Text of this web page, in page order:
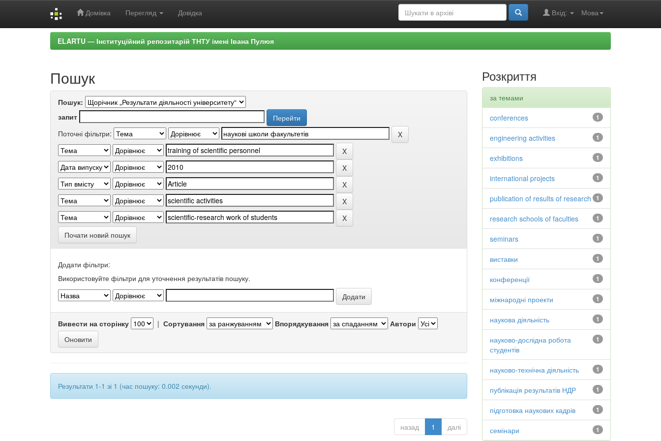
Домівка Перегляд Довідка Мова
Вхід:
ELARTU — Інституційний репозитарій ТНТУ імені Івана Пулюя
Пошук
Пошук:
запит
Поточні фільтри:
Почати новий пошук
Додати фільтри:
Використовуйте фільтри для уточнення результатів пошуку.
Вивести на сторінку | Сортування Впорядкування Автори
Результати 1-1 зі 1 (час пошуку: 0.002 секунди).
назад 1 далі
Розкриття
за темами
1
conferences
1
engineering activities
1
exhibitions
1
international projects
1
publication of results of research
1
research schools of faculties
1
seminars
1
виставки
1
конференції
1
міжнародні проекти
1
наукова діяльність
1
науково-дослідна робота
студентів
1
науково-технічна діяльність
1
публікація результатів НДР
1
підготовка наукових кадрів
1
семінари